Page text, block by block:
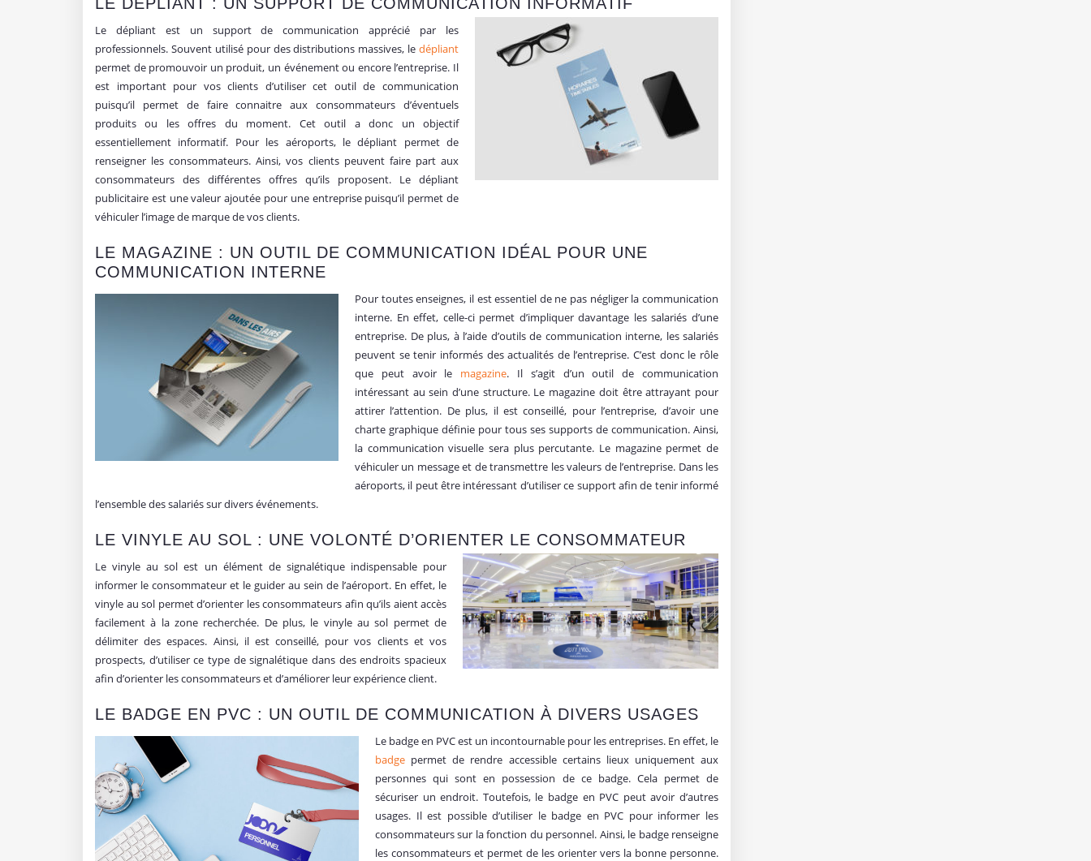
Le dépliant est un support de communication apprécié par les
professionnels. Souvent utilisé pour des distributions massives, le dépliant
permet de promouvoir un produit, un événement ou encore l’entreprise. Il
est important pour vos clients d’utiliser cet outil de communication
puisqu’il permet de faire connaitre aux consommateurs d’éventuels
produits ou les offres du moment. Cet outil a donc un objectif
essentiellement informatif. Pour les aéroports, le dépliant permet de
renseigner les consommateurs. Ainsi, vos clients peuvent faire part aux
consommateurs des différentes offres qu’ils proposent. Le dépliant
publicitaire est une valeur ajoutée pour une entreprise puisqu’il permet de
véhiculer l’image de marque de vos clients.
LE MAGAZINE : UN OUTIL DE COMMUNICATION IDÉAL POUR UNE
COMMUNICATION INTERNE
Pour toutes enseignes, il est essentiel de ne pas négliger la communication
interne. En effet, celle-ci permet d’impliquer davantage les salariés d’une
entreprise. De plus, à l’aide d’outils de communication interne, les salariés
peuvent se tenir informés des actualités de l’entreprise. C’est donc le rôle
que peut avoir le magazine. Il s’agit d’un outil de communication
intéressant au sein d’une structure. Le magazine doit être attrayant pour
attirer l’attention. De plus, il est conseillé, pour l’entreprise, d’avoir une
charte graphique définie pour tous ses supports de communication. Ainsi,
la communication visuelle sera plus percutante. Le magazine permet de
véhiculer un message et de transmettre les valeurs de l’entreprise. Dans les
aéroports, il peut être intéressant d’utiliser ce support afin de tenir informé
l’ensemble des salariés sur divers événements.
LE VINYLE AU SOL : UNE VOLONTÉ D’ORIENTER LE CONSOMMATEUR
Le vinyle au sol est un élément de signalétique indispensable pour
informer le consommateur et le guider au sein de l’aéroport. En effet, le
vinyle au sol permet d’orienter les consommateurs afin qu’ils aient accès
facilement à la zone recherchée. De plus, le vinyle au sol permet de
délimiter des espaces. Ainsi, il est conseillé, pour vos clients et vos
prospects, d’utiliser ce type de signalétique dans des endroits spacieux
afin d’orienter les consommateurs et d’améliorer leur expérience client.
LE BADGE EN PVC : UN OUTIL DE COMMUNICATION À DIVERS USAGES
Le badge en PVC est un incontournable pour les entreprises. En effet, le
badge permet de rendre accessible certains lieux uniquement aux
personnes qui sont en possession de ce badge. Cela permet de
sécuriser un endroit. Toutefois, le badge en PVC peut avoir d’autres
usages. Il est possible d’utiliser le badge en PVC pour informer les
consommateurs sur la fonction du personnel. Ainsi, le badge renseigne
les consommateurs et permet de les orienter vers la bonne personne.